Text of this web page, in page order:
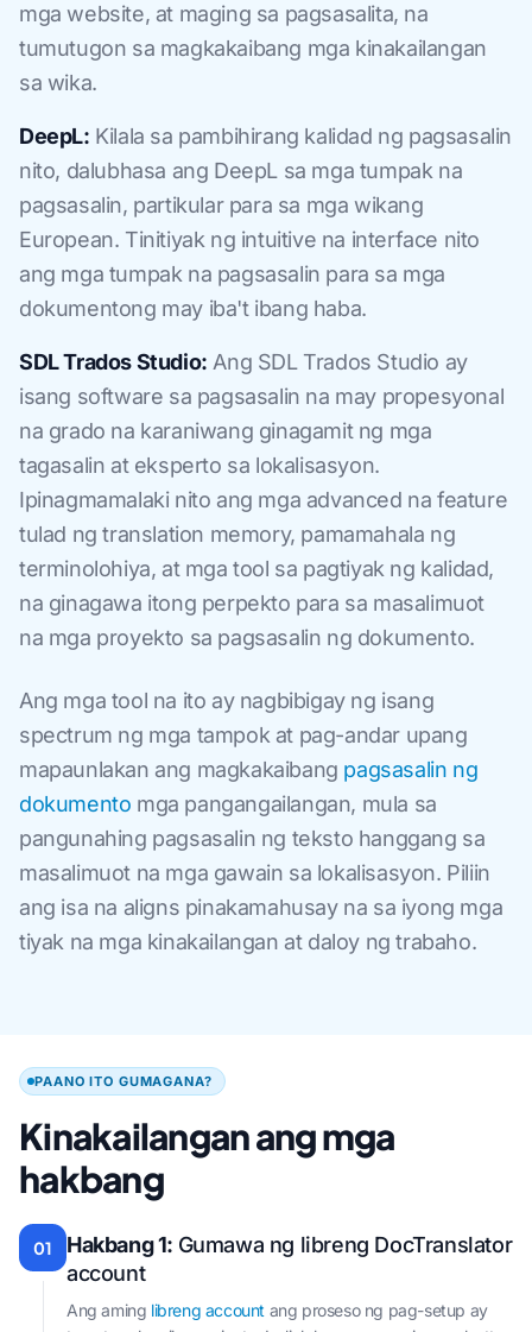
mga website, at maging sa pagsasalita, na
tumutugon sa magkakaibang mga kinakailangan
sa wika.
DeepL: Kilala sa pambihirang kalidad ng pagsasalin
nito, dalubhasa ang DeepL sa mga tumpak na
pagsasalin, partikular para sa mga wikang
European. Tinitiyak ng intuitive na interface nito
ang mga tumpak na pagsasalin para sa mga
dokumentong may iba't ibang haba.
SDL Trados Studio: Ang SDL Trados Studio ay
isang software sa pagsasalin na may propesyonal
na grado na karaniwang ginagamit ng mga
tagasalin at eksperto sa lokalisasyon.
Ipinagmamalaki nito ang mga advanced na feature
tulad ng translation memory, pamamahala ng
terminolohiya, at mga tool sa pagtiyak ng kalidad,
na ginagawa itong perpekto para sa masalimuot
na mga proyekto sa pagsasalin ng dokumento.
Ang mga tool na ito ay nagbibigay ng isang
spectrum ng mga tampok at pag-andar upang
mapaunlakan ang magkakaibang pagsasalin ng
dokumento mga pangangailangan, mula sa
pangunahing pagsasalin ng teksto hanggang sa
masalimuot na mga gawain sa lokalisasyon. Piliin
ang isa na aligns pinakamahusay na sa iyong mga
tiyak na mga kinakailangan at daloy ng trabaho.
PAANO ITO GUMAGANA?
Kinakailangan ang mga
hakbang
01 Hakbang 1: Gumawa ng libreng DocTranslator
account
Ang aming libreng account ang proseso ng pag-setup ay